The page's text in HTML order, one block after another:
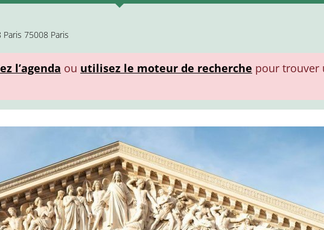
75008 Paris
l’agenda ou utilisez le moteur de recherche pour trouver